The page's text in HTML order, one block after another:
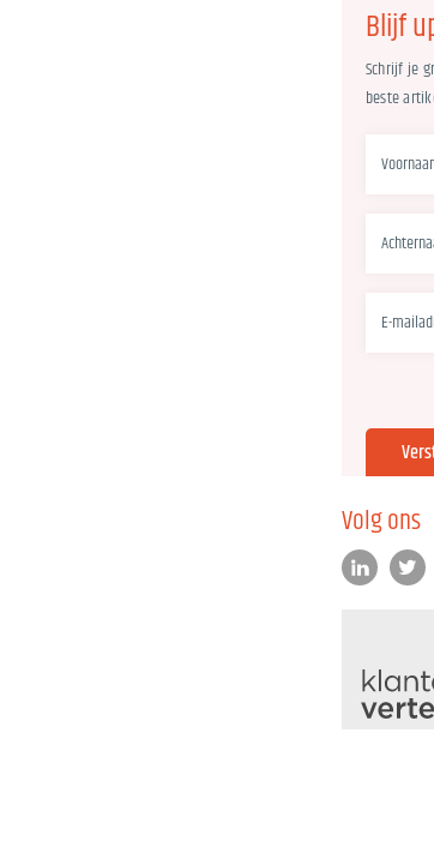
Blijf
Schrijf je
beste
Volg ons